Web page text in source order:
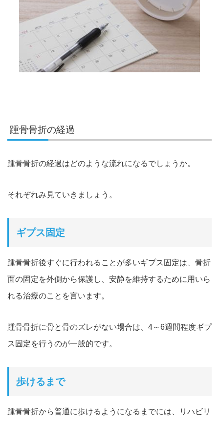
踵骨骨折の経過
踵骨骨折の経過はどのような流れになるでしょうか。
それぞれみ見ていきましょう。
ギプス固定
踵骨骨折後すぐに行われることが多いギプス固定は、骨折
面の固定を外側から保護し、安静を維持するために用いら
れる治療のことを言います。
踵骨骨折に骨と骨のズレがない場合は、4～6週間程度ギプ
ス固定を行うのが一般的です。
歩けるまで
踵骨骨折から普通に歩けるようになるまでには、リハビリ